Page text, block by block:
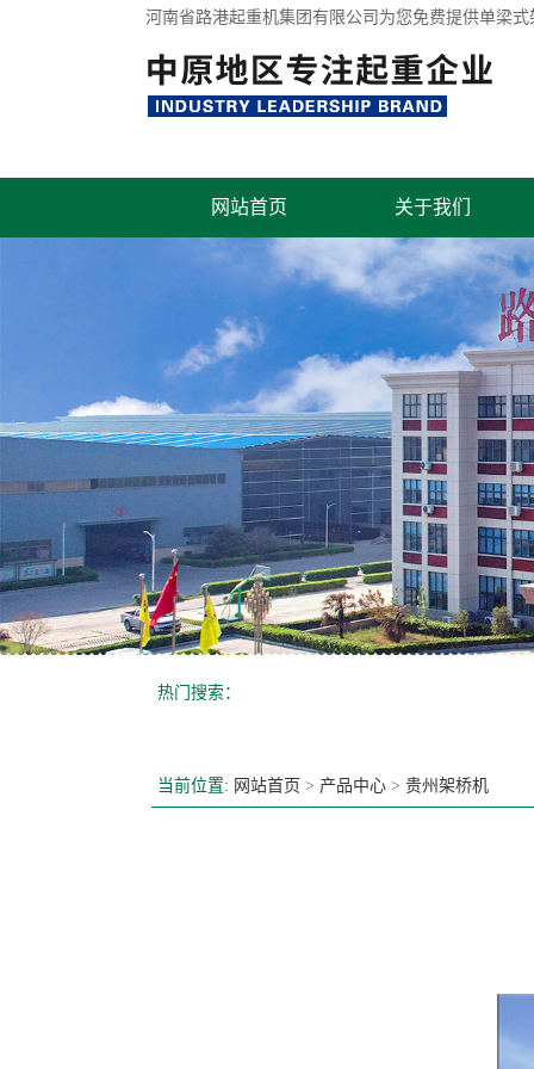
河南省路港起重机集团有限公司为您免费提供单梁式
网站首页 关于我们
联系我们
热门搜索：
当前位置: 网站首页 > 产品中心 > 贵州架桥机